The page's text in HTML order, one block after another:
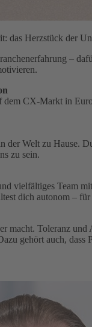
das Herzstück der
–
CX-Markt in
der Welt zu Hause.
zu sein.
vielfältiges Team
dich autonom –
macht. Toleranz
gehört auch,